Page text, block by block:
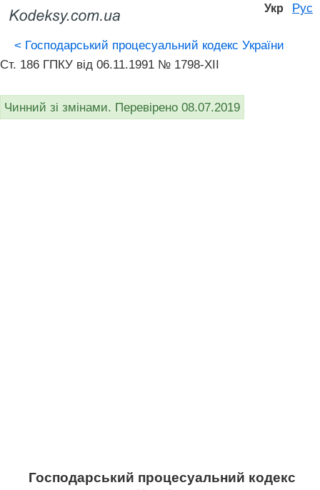
Укр Рус
< Господарський процесуальний кодекс України
Ст. 186 ГПКУ від 06.11.1991 № 1798-XII
Чинний зі змінами. Перевірено 08.07.2019
Господарський процесуальний кодекс